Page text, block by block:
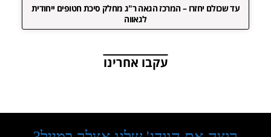
עד שכולם יחזרו – המרכז הגאה ר"ג מחלק סיכת חטופים ייחודית
לגאווה
עקבו אחרינו